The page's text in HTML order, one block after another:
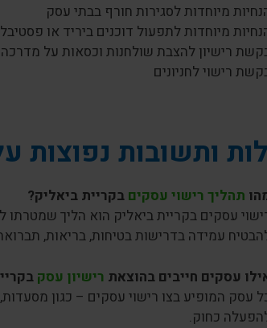
מיוחדות לסגירות חורף בבתי עסק
מיוחדות לתפעול דוכנים ביריד או פסטיבל
רישיון להצבת שולחנות וכסאות על
רישוי לחניונים
ותשובות נפוצות
תהליך רישוי עסקים בקריית ביאליק?
עסקים בקריית ביאליק הוא הליך
עמידה בדרישות בטיחות, בריאות,
עסקים חייבים בהוצאת רישיון עסק
עסק המופיע בצו רישוי עסקים – כגון
כחוק.